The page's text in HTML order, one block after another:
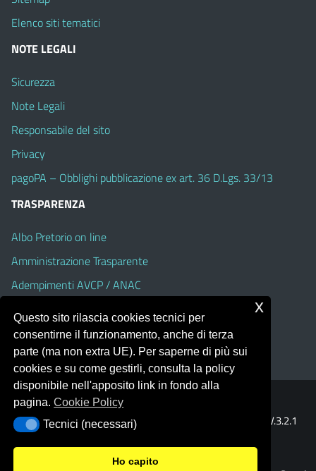
Elenco siti tematici
NOTE LEGALI
Sicurezza
Note Legali
Responsabile del sito
Privacy
pagoPA – Obblighi pubblicazione ex art. 36 D.Lgs. 33/13
TRASPARENZA
Albo Pretorio on line
Amministrazione Trasparente
Adempimenti AVCP / ANAC
Dichiarazione di accessibilità
Portale realizzato con la piattaforma
Template Italia configurato sul tema accessibile
V.3.2.1
(Alioth)
Questo sito rilascia cookies tecnici per
consentirne il funzionamento, anche di terza
parte (ma non extra UE). Per saperne di più sui
cookies e su come gestirli, consulta la policy
disponibile nell'apposito link in fondo alla
pagina.Cookie Policy
Tecnici (necessari)
Tecnici (necessari)
Ho capito
x